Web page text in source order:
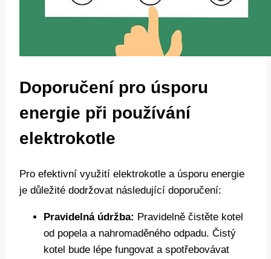
Doporučení ⁣pro úsporu
energie při‌ používání
elektrokotle
Pro efektivní využití elektrokotle a úsporu energie
je​ důležité dodržovat následující doporučení:
Pravidelná⁢ údržba: Pravidelně čistěte kotel​
od popela a nahromaděného odpadu. Čistý
kotel bude lépe⁣ fungovat ⁤a spotřebovávat